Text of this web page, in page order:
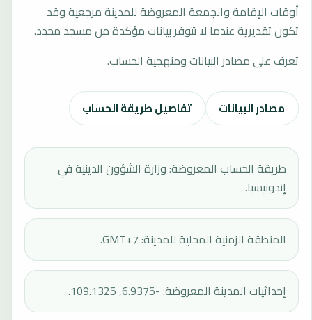
أوقات الإقامة والجمعة المعروضة للمدينة مرجعية وقد
تكون تقديرية عندما لا تتوفر بيانات مؤكدة من مسجد محدد.
تعرف على مصادر البيانات ومنهجية الحساب.
مصادر البيانات تفاصيل طريقة الحساب
طريقة الحساب المعروضة: وزارة الشؤون الدينية في
إندونيسيا.
المنطقة الزمنية المحلية للمدينة: GMT+7.
إحداثيات المدينة المعروضة: -6.9375, 109.1325.